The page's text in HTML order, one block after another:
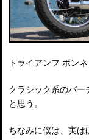
トライアンフ ボン
クラシック系のバ
と思う。
ちなみに僕は、実は